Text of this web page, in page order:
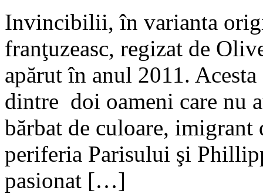
Invincibilii, în varianta
franţuzeasc, regizat de
apărut în anul 2011.
dintre doi oameni care nu
bărbat de culoare, imigrant
periferia Parisului şi
pasionat […]